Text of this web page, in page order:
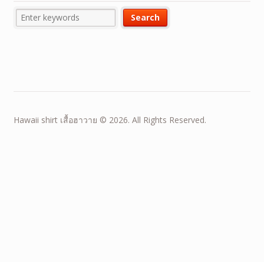
Hawaii shirt เสื้อฮาวาย © 2026. All Rights Reserved.